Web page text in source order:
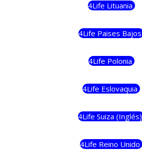
4Life Lituania
4Life Paises Bajos
4Life Polonia
4Life Eslovaquia
4Life Suiza (Inglés)
4Life Reino Unido